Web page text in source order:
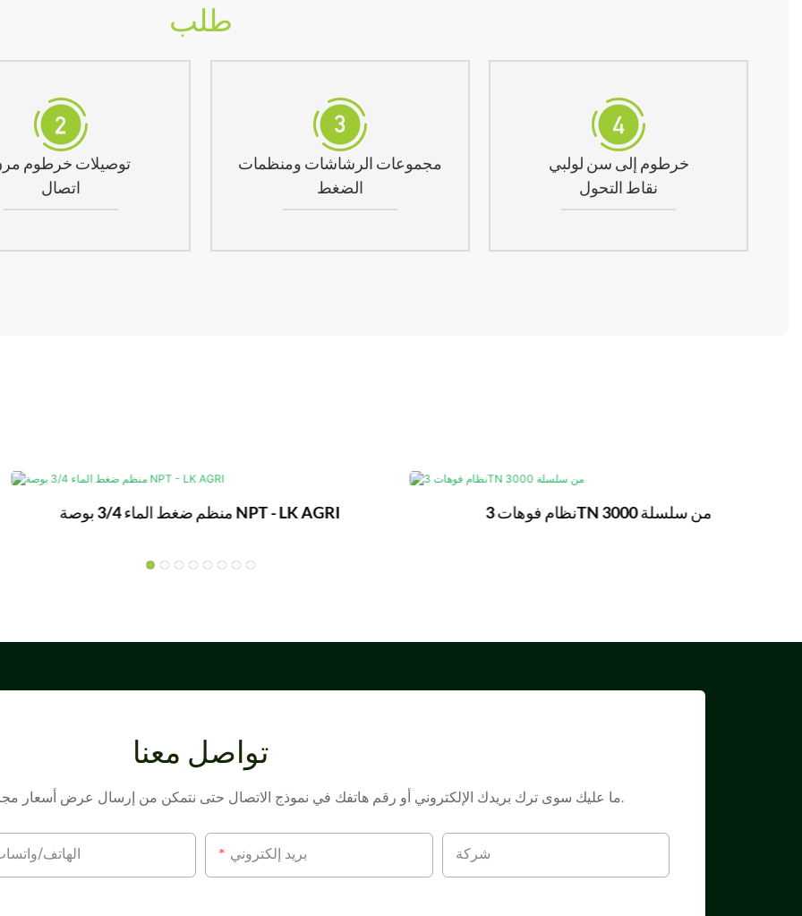
طلب
توصيلات خرطوم
اتصال
مجموعات الرشاشات ومنظمات
الضغط
خرطوم إلى سن لولبي
نقاط التحول
منظم ضغط الماء 3/4 بوصة NPT - LK AGRI نظام فوهات 3TN من سلسلة 3000
تواصل معنا
ما عليك سوى ترك بريدك الإلكتروني أو رقم هاتفك في نموذج الاتصال حتى نتمكن من إرسال عرض أسعار مجاني لمجموعة واسعة من التصاميم لدينا.
الهاتف/ بريد إلكتروني شركة